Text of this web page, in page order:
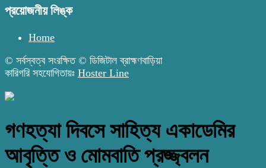
প্রয়োজনীয় লিঙ্ক
Home
© সর্বস্বত্ব সংরক্ষিত © ডিজিটাল ব্রাহ্মণবাড়িয়া
কারিগরি সহযোগিতায়ঃ Hoster Line
গণহত্যা দিবসে সাহিত্য একাডেমির
আবৃত্তি ও মোমবাতি প্রজ্জ্বলন